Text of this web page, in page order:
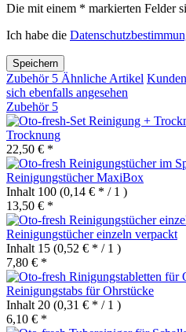
Die mit einem * markierten Felder
Ich habe die
Speichern
Zubehör 5 Ähnliche Artikel
sich ebenfalls angesehen
Zubehör 5
Trocknung
22,50 € *
Reinigungstücher MaxiBox
Inhalt 100 (0,14 € * / 1 )
13,50 € *
Reinigungstücher einzeln verpackt
Inhalt 15 (0,52 € * / 1 )
7,80 € *
Reinigungstabs für Ohrstücke
Inhalt 20 (0,31 € * / 1 )
6,10 € *